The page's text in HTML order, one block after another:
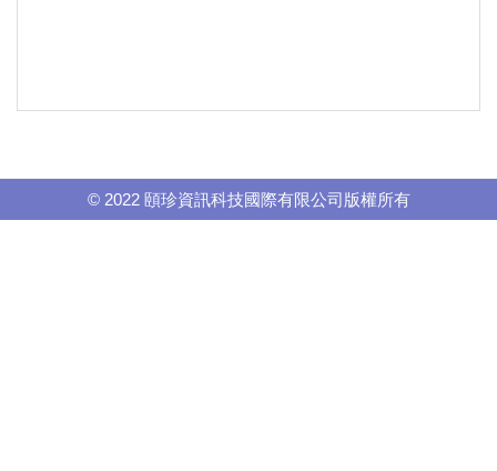
© 2022 頤珍資訊科技國際有限公司版權所有